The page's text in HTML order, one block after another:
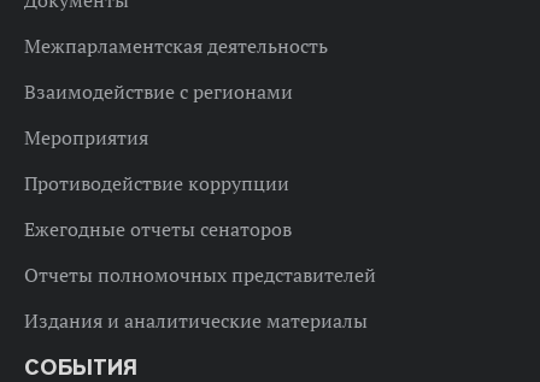
Межпарламентская деятельность
Взаимодействие с регионами
Мероприятия
Противодействие коррупции
Ежегодные отчеты сенаторов
Отчеты полномочных представителей
Издания и аналитические материалы
СОБЫТИЯ